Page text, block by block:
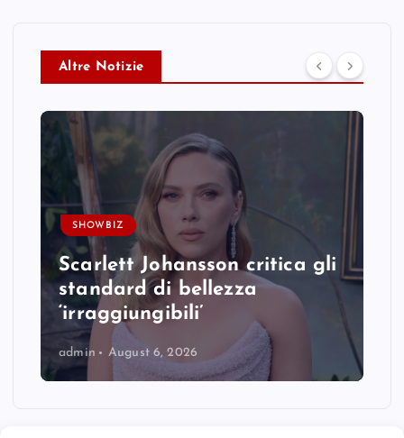
Altre Notizie
SHOWBIZ
Scarlett Johansson critica gli
standard di bellezza
‘irraggiungibili’
admin August 6, 2026